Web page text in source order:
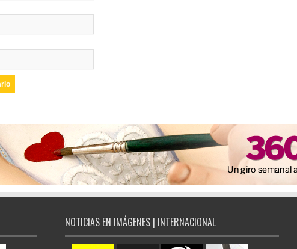
NOTICIAS EN IMÁGENES | INTERNACIONAL